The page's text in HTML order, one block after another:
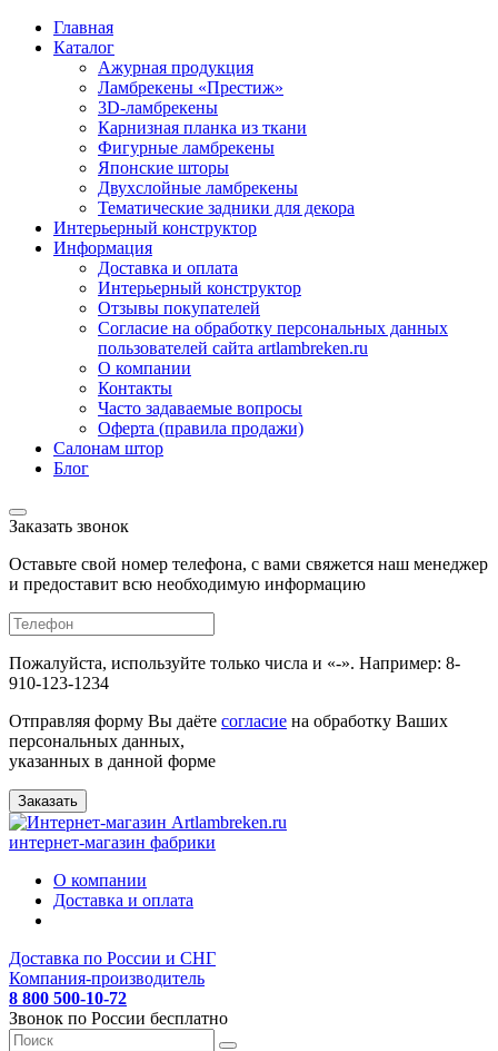
Главная
Каталог
Ажурная продукция
Ламбрекены «Престиж»
3D-ламбрекены
Карнизная планка из ткани
Фигурные ламбрекены
Японские шторы
Двухслойные ламбрекены
Тематические задники для декора
Интерьерный конструктор
Информация
Доставка и оплата
Интерьерный конструктор
Отзывы покупателей
Согласие на обработку персональных данных
пользователей сайта artlambreken.ru
О компании
Контакты
Часто задаваемые вопросы
Оферта (правила продажи)
Салонам штор
Блог
Заказать звонок
Оставьте свой номер телефона, с вами свяжется наш менеджер
и предоставит всю необходимую информацию
Пожалуйста, используйте только числа и «-». Например: 8-
910-123-1234
Отправляя форму Вы даёте согласие на обработку Ваших
персональных данных,
указанных в данной форме
Заказать
интернет-магазин фабрики
О компании
Доставка и оплата
Доставка по России и СНГ
Компания-производитель
8 800 500-10-72
Звонок по России бесплатно